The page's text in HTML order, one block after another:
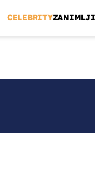
CELEBRITY